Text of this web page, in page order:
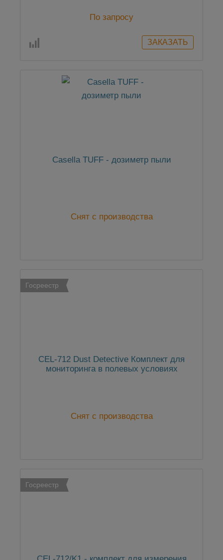
По запросу
Casella TUFF - дозиметр пыли
Снят с производства
Госреестр
CEL-712 Dust Detective Комплект для
мониторинга в полевых условиях
Снят с производства
Госреестр